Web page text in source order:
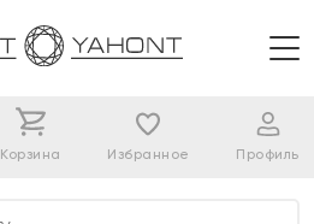
Корзина Избранное Профиль